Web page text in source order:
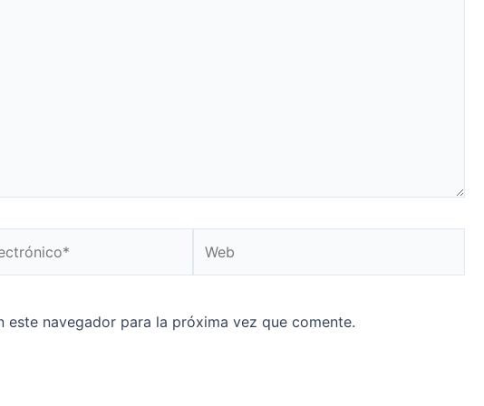
navegador para la próxima vez que comente.